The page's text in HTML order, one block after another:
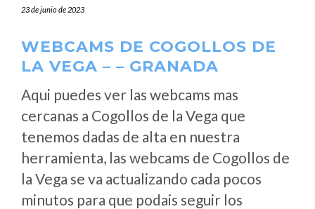
23 de junio de 2023
WEBCAMS DE COGOLLOS DE
LA VEGA – – GRANADA
Aqui puedes ver las webcams mas
cercanas a Cogollos de la Vega que
tenemos dadas de alta en nuestra
herramienta, las webcams de Cogollos de
la Vega se va actualizando cada pocos
minutos para que podais seguir los